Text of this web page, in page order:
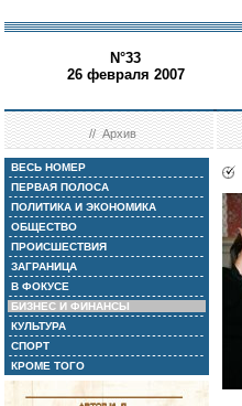
N°33
26 февраля 2007
//Архив
ВЕСЬ НОМЕР
ПЕРВАЯ ПОЛОСА
ПОЛИТИКА И ЭКОНОМИКА
ОБЩЕСТВО
ПРОИСШЕСТВИЯ
ЗАГРАНИЦА
В ФОКУСЕ
БИЗНЕС И ФИНАНСЫ
КУЛЬТУРА
СПОРТ
КРОМЕ ТОГО